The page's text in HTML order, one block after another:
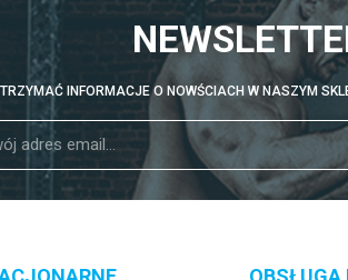
INFORMACJE O NOWŚCIACH W NASZYM